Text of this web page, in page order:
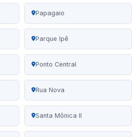
Papagaio
Parque Ipê
Ponto Central
Rua Nova
Santa Mônica II